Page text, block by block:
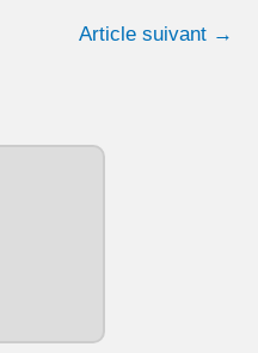
Article suivant →